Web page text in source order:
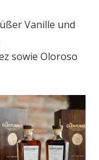
Vanille und
sowie Oloroso